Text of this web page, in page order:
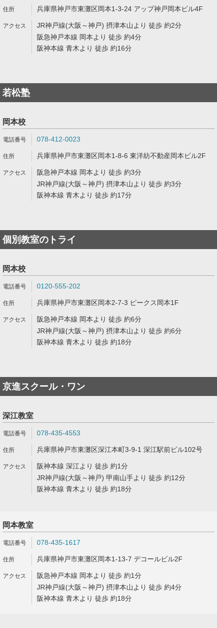
兵庫県神戸市東灘区岡本1-3-24 アップ神戸岡本ビル4F
JR神戸線(大阪～神戸) 摂津本山より 徒歩 約2分
阪急神戸本線 岡本より 徒歩 約4分
阪神本線 青木より 徒歩 約16分
若松塾
岡本校
078-412-0023
兵庫県神戸市東灘区岡本1-8-6 東洋紡不動産岡本ビル2F
阪急神戸本線 岡本より 徒歩 約3分
JR神戸線(大阪～神戸) 摂津本山より 徒歩 約3分
阪神本線 青木より 徒歩 約17分
個別教室のトライ
岡本校
0120-555-202
兵庫県神戸市東灘区岡本2-7-3 ピークス岡本1F
阪急神戸本線 岡本より 徒歩 約6分
JR神戸線(大阪～神戸) 摂津本山より 徒歩 約6分
阪神本線 青木より 徒歩 約18分
京進スクール・ワン
深江教室
078-435-4553
兵庫県神戸市東灘区深江本町3-9-1 深江駅前ビル102号
阪神本線 深江より 徒歩 約1分
JR神戸線(大阪～神戸) 甲南山手より 徒歩 約12分
阪神本線 青木より 徒歩 約18分
岡本教室
078-435-1617
兵庫県神戸市東灘区岡本1-13-7 デコールビル2F
阪急神戸本線 岡本より 徒歩 約1分
JR神戸線(大阪～神戸) 摂津本山より 徒歩 約4分
阪神本線 青木より 徒歩 約18分